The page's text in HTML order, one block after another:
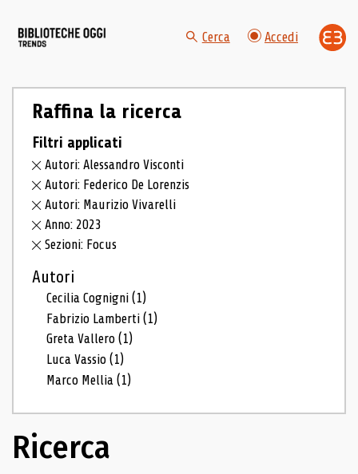
Cerca Accedi
Raffina la ricerca
Filtri applicati
Autori: Alessandro Visconti
Autori: Federico De Lorenzis
Autori: Maurizio Vivarelli
Anno: 2023
Sezioni: Focus
Autori
Cecilia Cognigni(1)
Fabrizio Lamberti(1)
Greta Vallero(1)
Luca Vassio(1)
Marco Mellia(1)
Ricerca